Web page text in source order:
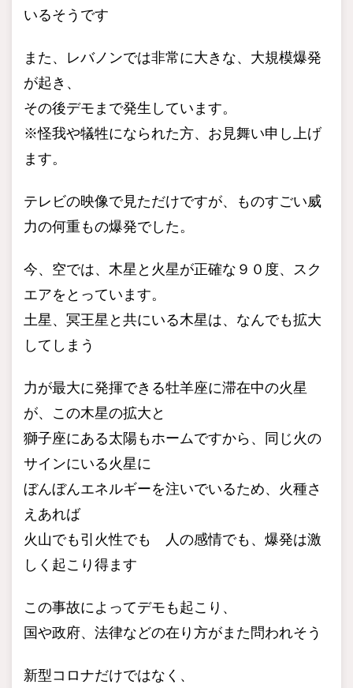
いるそうです
また、レバノンでは非常に大きな、大規模爆発
が起き、
その後デモまで発生しています。
※怪我や犠牲になられた方、お見舞い申し上げ
ます。
テレビの映像で見ただけですが、ものすごい威
力の何重もの爆発でした。
今、空では、木星と火星が正確な９０度、スク
エアをとっています。
土星、冥王星と共にいる木星は、なんでも拡大
してしまう
力が最大に発揮できる牡羊座に滞在中の火星
が、この木星の拡大と
獅子座にある太陽もホームですから、同じ火の
サインにいる火星に
ぼんぼんエネルギーを注いでいるため、火種さ
えあれば
火山でも引火性でも 人の感情でも、爆発は激
しく起こり得ます
この事故によってデモも起こり、
国や政府、法律などの在り方がまた問われそう
新型コロナだけではなく、